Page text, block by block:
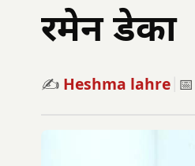
रमेन डेका
✍️ Heshma lahre